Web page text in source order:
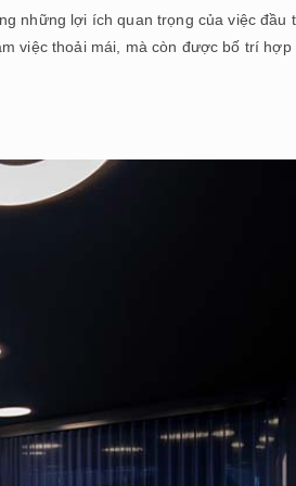
những lợi ích quan trọng của việc đầu
việc thoải mái, mà còn được bố trí hợp